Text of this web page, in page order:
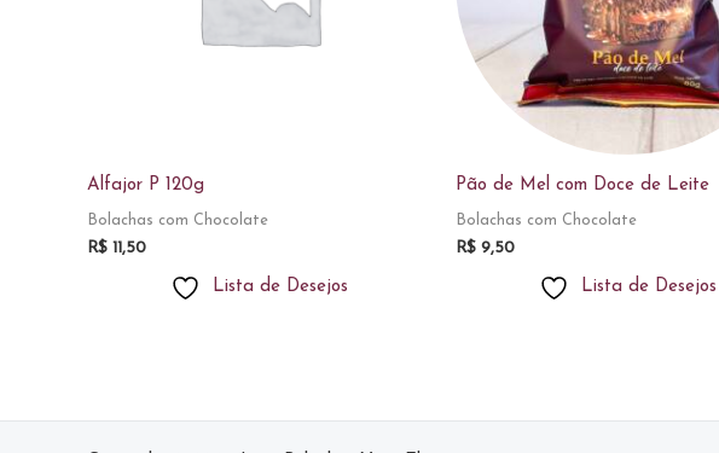
Alfajor P 120g
Bolachas com Chocolate
R$ 11,50
Lista de Desejos
Pão de Mel com Doce de Leite
Bolachas com Chocolate
R$ 9,50
Lista de Desejos